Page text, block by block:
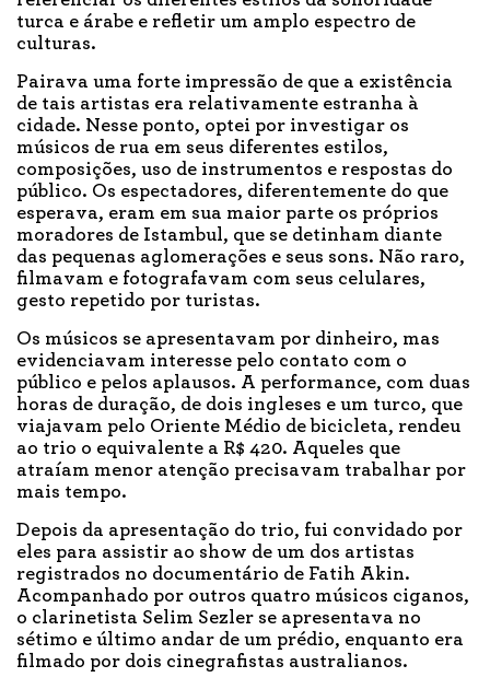
turca e árabe e refletir um amplo espectro de
culturas.
Pairava uma forte impressão de que a existência
de tais artistas era relativamente estranha à
cidade. Nesse ponto, optei por investigar os
músicos de rua em seus diferentes estilos,
composições, uso de instrumentos e respostas do
público. Os espectadores, diferentemente do que
esperava, eram em sua maior parte os próprios
moradores de Istambul, que se detinham diante
das pequenas aglomerações e seus sons. Não raro,
filmavam e fotografavam com seus celulares,
gesto repetido por turistas.
Os músicos se apresentavam por dinheiro, mas
evidenciavam interesse pelo contato com o
público e pelos aplausos. A performance, com duas
horas de duração, de dois ingleses e um turco, que
viajavam pelo Oriente Médio de bicicleta, rendeu
ao trio o equivalente a R$ 420. Aqueles que
atraíam menor atenção precisavam trabalhar por
mais tempo.
Depois da apresentação do trio, fui convidado por
eles para assistir ao show de um dos artistas
registrados no documentário de Fatih Akin.
Acompanhado por outros quatro músicos ciganos,
o clarinetista Selim Sezler se apresentava no
sétimo e último andar de um prédio, enquanto era
filmado por dois cinegrafistas australianos.